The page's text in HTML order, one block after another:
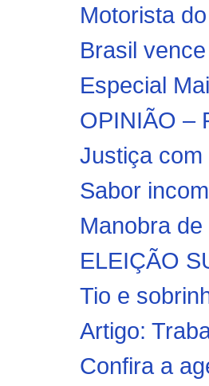
Motorista
Brasil
Especial
OPINIÃO –
Justiça
Sabor
Manobra
ELEIÇÃO
Tio e
Artigo:
Confira a